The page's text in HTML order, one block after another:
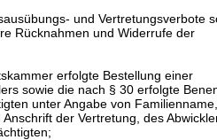
und Vertretungsverbote
Rücknahmen und Widerrufe der
erfolgte Bestellung einer
sowie die nach § 30 erfolgte
unter Angabe von
der Vertretung, des